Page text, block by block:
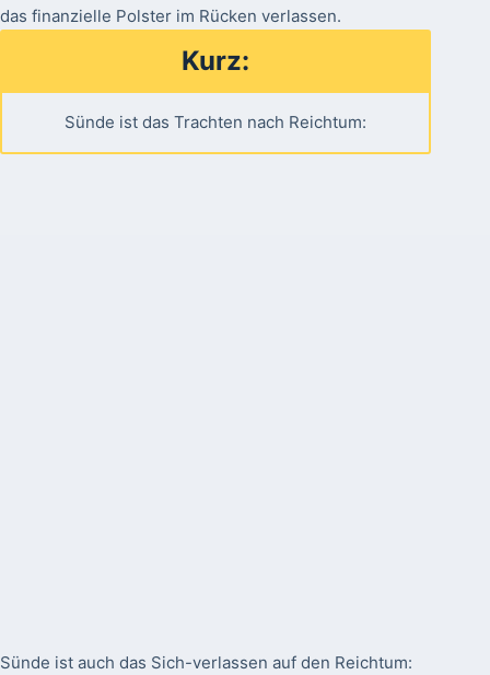
das finanzielle Polster im Rücken verlassen.
Kurz:
Sünde ist das Trachten nach Reichtum:
Sünde ist auch das Sich-verlassen auf den Reichtum: